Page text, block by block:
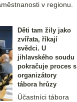
v regionu.
Děti tam žily jako
zvířata, říkají
svědci. U
jihlavského soudu
pokračuje proces s
organizátory
tábora hrůzy
Účastníci tábora